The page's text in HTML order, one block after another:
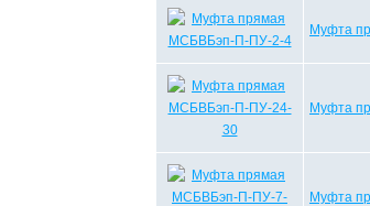
Муфта
Муфта
Муфта